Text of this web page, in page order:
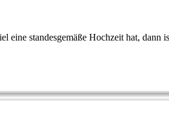
standesgemäße Hochzeit hat, dann